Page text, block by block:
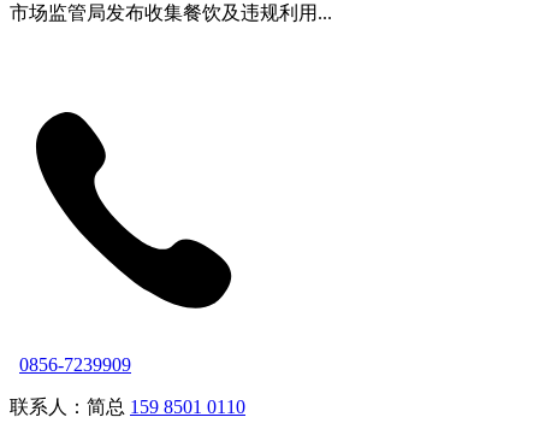
市场监管局发布收集餐饮及违规利用...
0856-7239909
联系人：简总 159 8501 0110